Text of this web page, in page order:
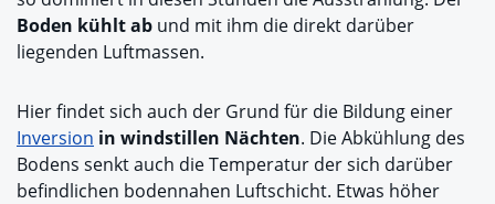
Boden kühlt ab und mit ihm die direkt darüber
liegenden Luftmassen.
Hier findet sich auch der Grund für die Bildung einer
Inversion in windstillen Nächten. Die Abkühlung des
Bodens senkt auch die Temperatur der sich darüber
befindlichen bodennahen Luftschicht. Etwas höher